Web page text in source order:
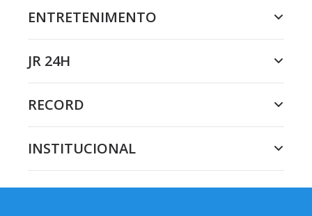
ENTRETENIMENTO
JR 24H
RECORD
INSTITUCIONAL